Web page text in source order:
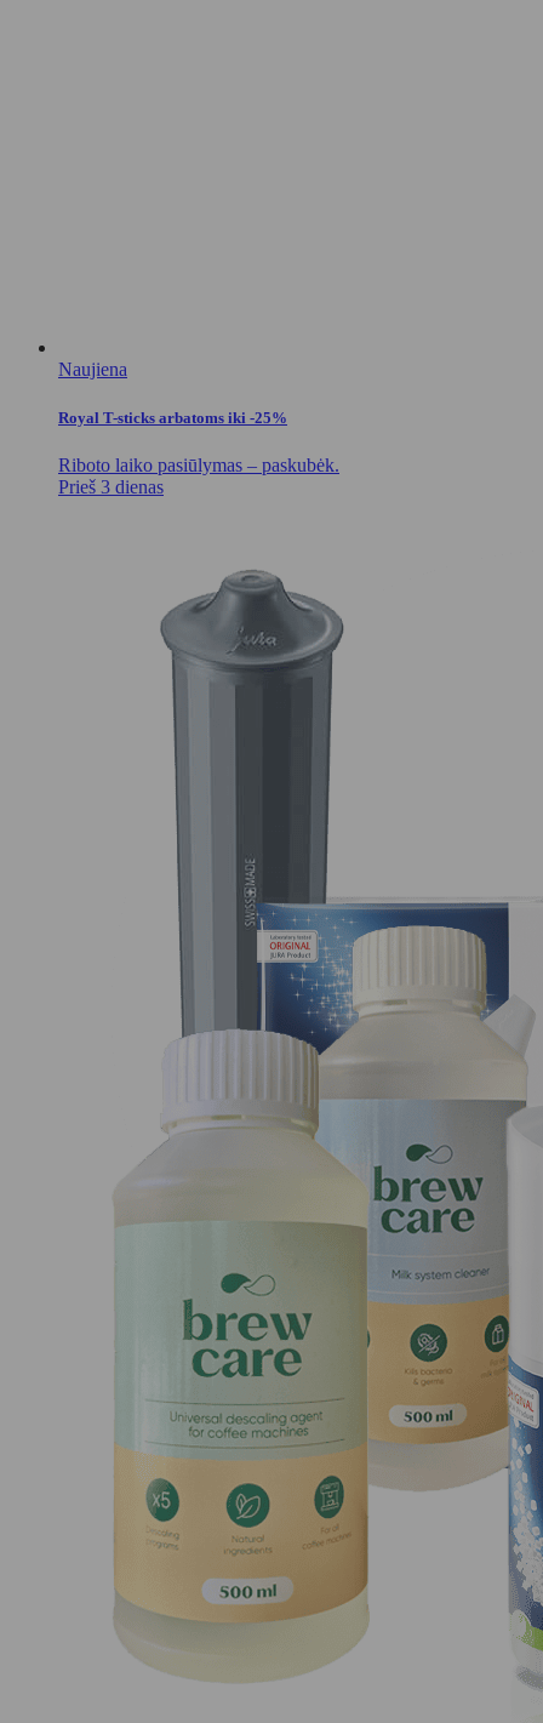
Naujiena
Royal T-sticks arbatoms iki -25%
Riboto laiko pasiūlymas – paskubėk.
Prieš 3 dienas